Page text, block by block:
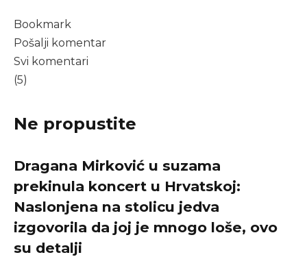
Bookmark
Pošalji komentar
Svi komentari
(5)
Ne propustite
Dragana Mirković u suzama
prekinula koncert u Hrvatskoj:
Naslonjena na stolicu jedva
izgovorila da joj je mnogo loše, ovo
su detalji